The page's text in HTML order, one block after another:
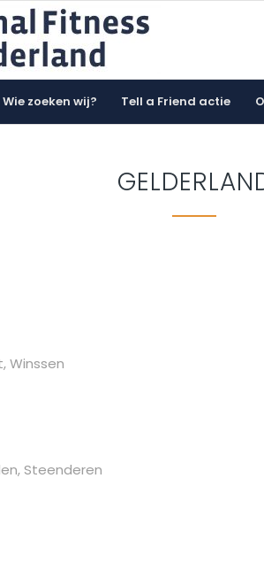
Wie zoeken wij? Tell a Friend actie
Winssen
Steenderen